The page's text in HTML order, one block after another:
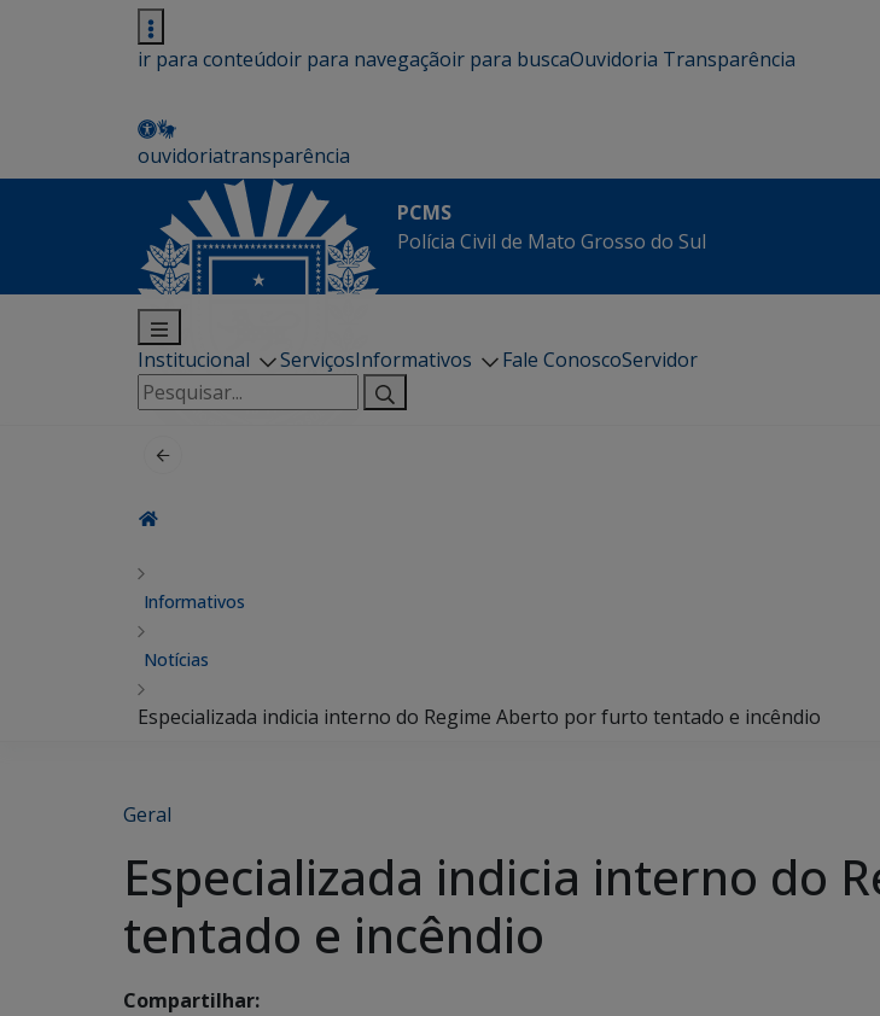
ir para conteúdoir para navegaçãoir para buscaOuvidoria Transparência
ouvidoriatransparência
PCMS
Polícia Civil de Mato Grosso do Sul
Institucional ServiçosInformativos Fale ConoscoServidor
Pesquisar
por:
Informativos
Notícias
Especializada indicia interno do Regime Aberto por furto tentado e incêndio
Geral
Especializada indicia interno do
tentado e incêndio
Compartilhar: